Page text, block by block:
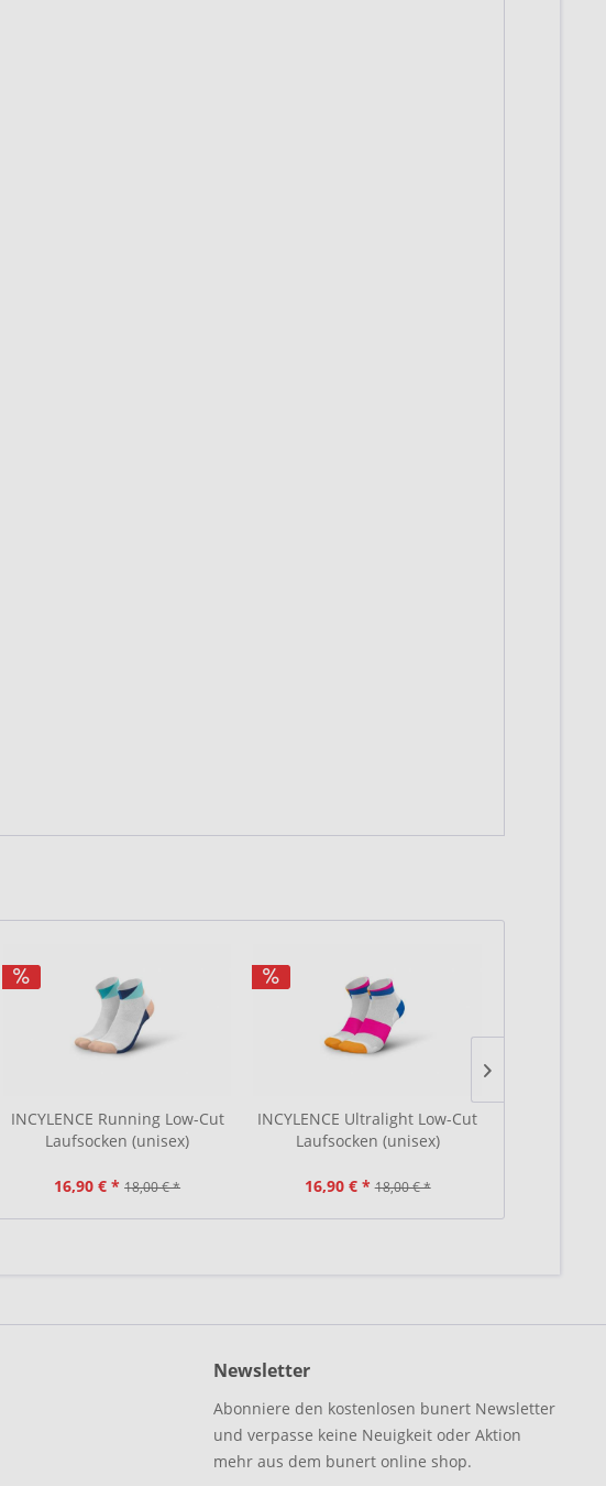
INCYLENCE Running Low-Cut
Laufsocken (unisex)
16,90 € * 18,00 € *
INCYLENCE Ultralight Low-Cut
Laufsocken (unisex)
16,90 € * 18,00 € *
Newsletter
Abonniere den kostenlosen bunert Newsletter
und verpasse keine Neuigkeit oder Aktion
mehr aus dem bunert online shop.